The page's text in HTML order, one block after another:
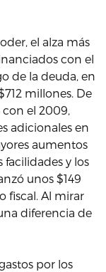
el alza más
con el
de la deuda, en
millones. De
con el 2009,
adicionales en
aumentos
facilidades y los
unos $149
fiscal. Al mirar
diferencia de
por los